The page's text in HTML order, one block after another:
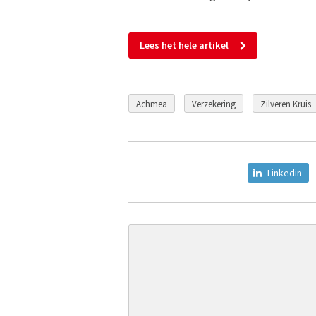
Lees het hele artikel
Achmea Verzekering Zilveren Kruis
Linkedin